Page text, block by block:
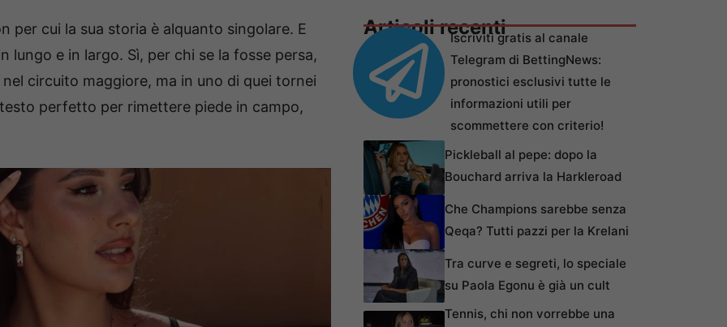
per cui la sua storia è alquanto singolare. E
lungo e in largo. Sì, per chi se la fosse persa,
nel circuito maggiore, ma in uno di quei tornei
perfetto per rimettere piede in campo,
Articoli recentiIscriviti gratis al canale
Telegram di BettingNews:
pronostici esclusivi tutte le
informazioni utili per
scommettere con criterio!
Pickleball al pepe: dopo la
Bouchard arriva la Harkleroad
Che Champions sarebbe senza
Qeqa? Tutti pazzi per la Krelani
Tra curve e segreti, lo speciale
su Paola Egonu è già un cult
Tennis, chi non vorrebbe una